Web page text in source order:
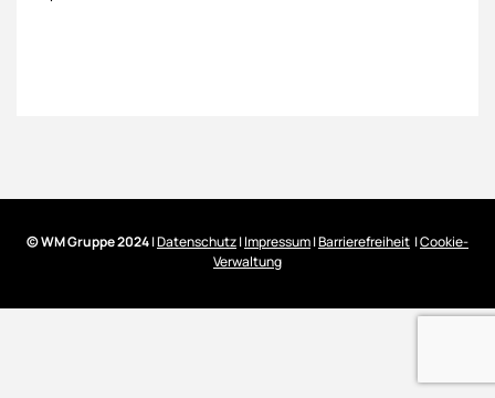
© WM Gruppe 2024|Datenschutz|Impressum|Barrierefreiheit |Cookie-
Verwaltung